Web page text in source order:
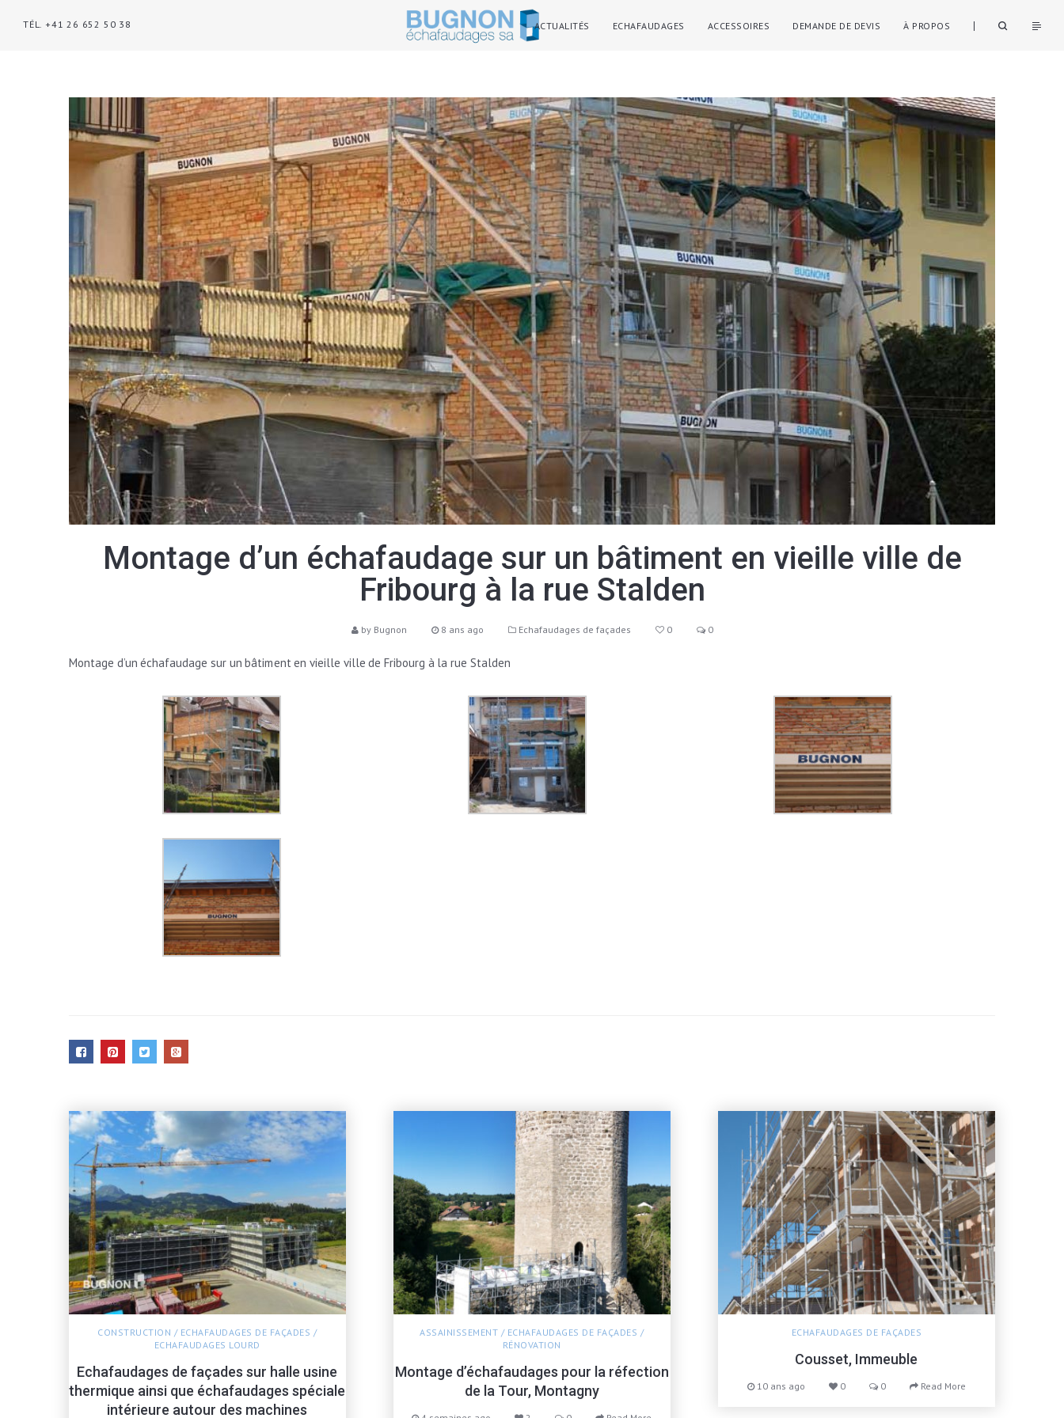
TÉL. +41 26 652 50 38 ACTUALITÉS ECHAFAUDAGES ACCESSOIRES DEMANDE DE DEVIS À PROPOS
Montage d’un échafaudage sur un bâtiment en vieille ville de
Fribourg à la rue Stalden
by Bugnon 8 ans ago Echafaudages de façades 0 0
Montage d’un échafaudage sur un bâtiment en vieille ville de Fribourg à la rue Stalden
CONSTRUCTION / ECHAFAUDAGES DE FAÇADES /
ECHAFAUDAGES LOURD
Echafaudages de façades sur halle usine
thermique ainsi que échafaudages spéciale
intérieure autour des machines
ASSAINISSEMENT / ECHAFAUDAGES DE FAÇADES /
RÉNOVATION
Montage d’échafaudages pour la réfection
de la Tour, Montagny
ECHAFAUDAGES DE FAÇADES
Cousset, Immeuble
10 ans ago 0 0 Read More